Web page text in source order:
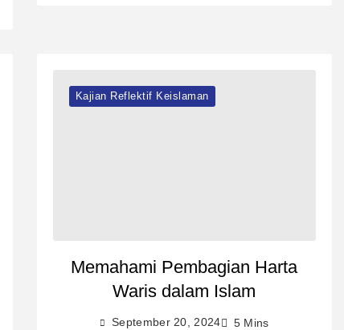
Kajian Reflektif Keislaman
Memahami Pembagian Harta
Waris dalam Islam
September 20, 2024 5 Mins